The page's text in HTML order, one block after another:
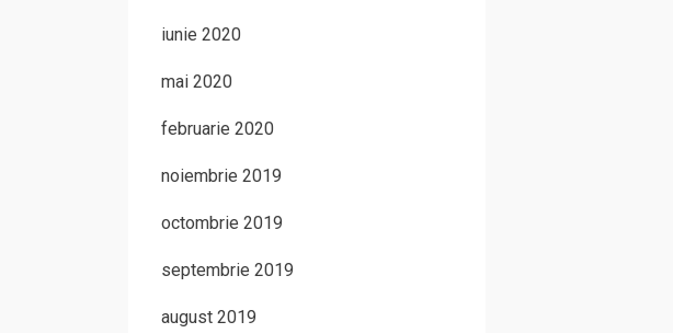
iunie 2020
mai 2020
februarie 2020
noiembrie 2019
octombrie 2019
septembrie 2019
august 2019